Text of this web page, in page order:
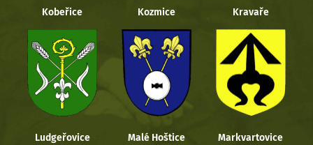
Kobeřice Kozmice Kravaře
Ludgeřovice Malé Hoštice Markvartovice